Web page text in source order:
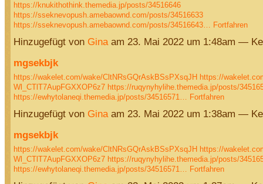
https://knukithothink.themedia.jp/posts/34516646
https://sseknevopush.amebaownd.com/posts/34516633
https://sseknevopush.amebaownd.com/posts/34516643… Fortfahren
Hinzugefügt von Ginaam 23. Mai 2022 um 1:48am —
mgsekbjk
https://wakelet.com/wake/CltNRsGQrAskBSsPXsqJH https://
Wl_CTlT7AupFGXXOP6z7 https://ruqynyhylihe.themedia.jp/posts/
https://ewhytolaneqi.themedia.jp/posts/34516571… Fortfahren
Hinzugefügt von Ginaam 23. Mai 2022 um 1:38am —
mgsekbjk
https://wakelet.com/wake/CltNRsGQrAskBSsPXsqJH https://
Wl_CTlT7AupFGXXOP6z7 https://ruqynyhylihe.themedia.jp/posts/
https://ewhytolaneqi.themedia.jp/posts/34516571… Fortfahren